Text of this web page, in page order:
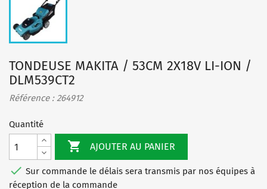
TONDEUSE MAKITA / 53CM 2X18V LI-ION /
DLM539CT2
Référence : 264912
Quantité
 AJOUTER AU PANIER
 Sur commande le délais sera transmis par nos équipes à
réception de la commande